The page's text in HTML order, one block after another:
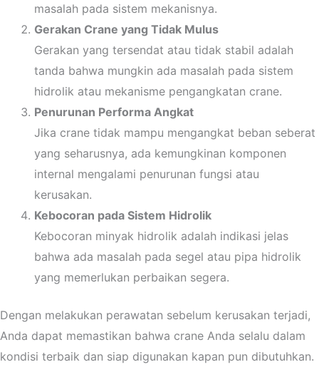
masalah pada sistem mekanisnya.
Gerakan Crane yang Tidak Mulus
Gerakan yang tersendat atau tidak stabil adalah
tanda bahwa mungkin ada masalah pada sistem
hidrolik atau mekanisme pengangkatan crane.
Penurunan Performa Angkat
Jika crane tidak mampu mengangkat beban seberat
yang seharusnya, ada kemungkinan komponen
internal mengalami penurunan fungsi atau
kerusakan.
Kebocoran pada Sistem Hidrolik
Kebocoran minyak hidrolik adalah indikasi jelas
bahwa ada masalah pada segel atau pipa hidrolik
yang memerlukan perbaikan segera.
Dengan melakukan perawatan sebelum kerusakan terjadi,
Anda dapat memastikan bahwa crane Anda selalu dalam
kondisi terbaik dan siap digunakan kapan pun dibutuhkan.